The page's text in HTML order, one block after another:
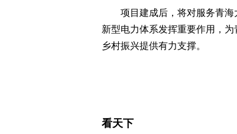
项目建成后，将对服务青
新型电力体系发挥重要作用，
乡村振兴提供有力支撑。
看天下